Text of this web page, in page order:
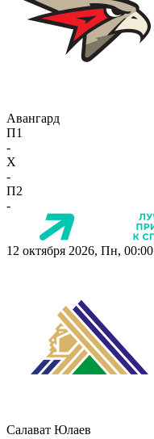
Авангард
П1
-
X
-
П2
-
12 октября 2026, Пн, 00:00
Салават Юлаев